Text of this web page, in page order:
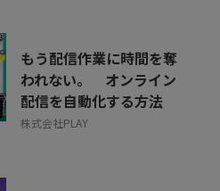
もう配信作業に時間を奪
われない。 オンライン
配信を自動化する方法
株式会社PLAY